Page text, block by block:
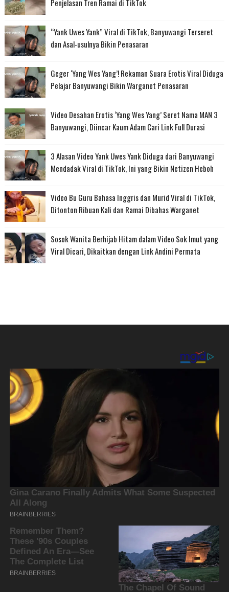
Penjelasan Tren Ramai di TikTok
“Yank Uwes Yank” Viral di TikTok, Banyuwangi Terseret
dan Asal-usulnya Bikin Penasaran
Geger ‘Yang Wes Yang’! Rekaman Suara Erotis Viral Diduga
Pelajar Banyuwangi Bikin Warganet Penasaran
Video Desahan Erotis ‘Yang Wes Yang’ Seret Nama MAN 3
Banyuwangi, Diincar Kaum Adam Cari Link Full Durasi
3 Alasan Video Yank Uwes Yank Diduga dari Banyuwangi
Mendadak Viral di TikTok, Ini yang Bikin Netizen Heboh
Video Bu Guru Bahasa Inggris dan Murid Viral di TikTok,
Ditonton Ribuan Kali dan Ramai Dibahas Warganet
Sosok Wanita Berhijab Hitam dalam Video Sok Imut yang
Viral Dicari, Dikaitkan dengan Link Andini Permata